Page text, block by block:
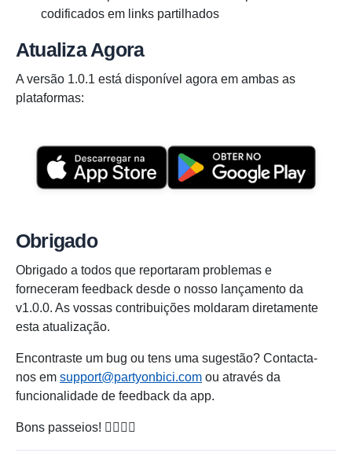
codificados em links partilhados
Atualiza Agora
A versão 1.0.1 está disponível agora em ambas as
plataformas:
Obrigado
Obrigado a todos que reportaram problemas e
forneceram feedback desde o nosso lançamento da
v1.0.0. As vossas contribuições moldaram diretamente
esta atualização.
Encontraste um bug ou tens uma sugestão? Contacta-
nos em support@partyonbici.com ou através da
funcionalidade de feedback da app.
Bons passeios! 🚴‍♀️🚴‍♂️